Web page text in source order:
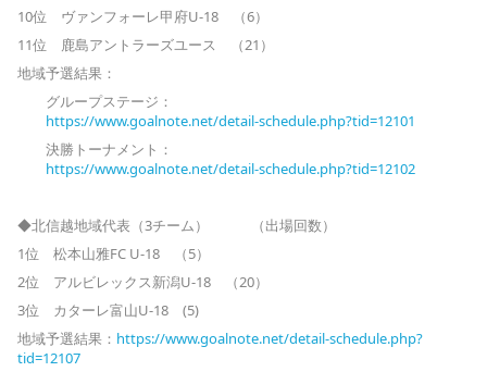
10位 ヴァンフォーレ甲府U-18 （6）
11位 鹿島アントラーズユース （21）
地域予選結果：
グループステージ：
https://www.goalnote.net/detail-schedule.php?tid=12101
決勝トーナメント：
https://www.goalnote.net/detail-schedule.php?tid=12102
◆北信越地域代表（3チーム） （出場回数）
1位 松本山雅FC U-18 （5）
2位 アルビレックス新潟U-18 （20）
3位 カターレ富山U-18 (5)
地域予選結果： https://www.goalnote.net/detail-schedule.php?
tid=12107